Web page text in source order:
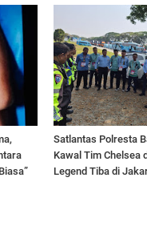
Satlantas Polresta
Kawal Tim Chelsea
Legend Tiba di